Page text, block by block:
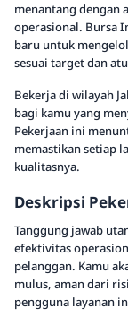
menantang dengan
operasional. Bursa
baru untuk
sesuai target dan
Bekerja di wilayah
bagi kamu yang
Pekerjaan ini
memastikan setiap
kualitasnya.
Deskripsi
Tanggung jawab
efektivitas
pelanggan. Kamu
mulus, aman dari
pengguna layanan